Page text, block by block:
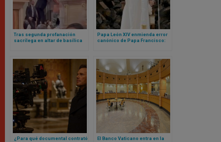
Tras segunda profanación
sacrílega en altar de basílica
Papa León XIV enmienda error
canónico de Papa Francisco:
del Vaticano
¿Para qué documental contrató
El Banco Vaticano entra en la